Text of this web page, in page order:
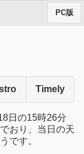
PC版
Timely
日の15時26分
おり、当日の天
です。